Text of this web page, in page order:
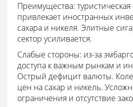
Преимущества: туристическая
привлекает иностранных
сахара и никеля. Элитные
сектор усиливается.
Слабые стороны: из-за
доступа к важным рынкам и
Острый дефицит валюты.
цен на сахар и никель.
ограничения и отсутствие